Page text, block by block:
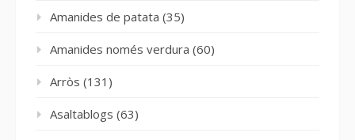
Amanides de patata (35)
Amanides només verdura (60)
Arròs (131)
Asaltablogs (63)